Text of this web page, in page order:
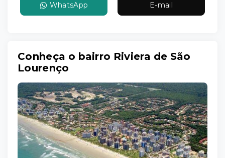
WhatsApp E-mail
Conheça o bairro Riviera de São
Lourenço